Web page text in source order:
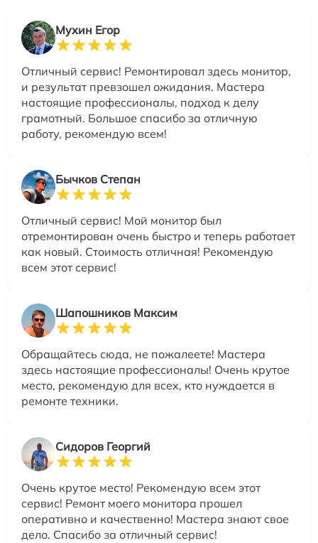
Мухин Егор
Отличный сервис! Ремонтировал здесь монитор,
и результат превзошел ожидания. Мастера
настоящие профессионалы, подход к делу
грамотный. Большое спасибо за отличную
работу, рекомендую всем!
Бычков Степан
Отличный сервис! Мой монитор был
отремонтирован очень быстро и теперь работает
как новый. Стоимость отличная! Рекомендую
всем этот сервис!
Шапошников Максим
Обращайтесь сюда, не пожалеете! Мастера
здесь настоящие профессионалы! Очень крутое
место, рекомендую для всех, кто нуждается в
ремонте техники.
Сидоров Георгий
Очень крутое место! Рекомендую всем этот
сервис! Ремонт моего монитора прошел
оперативно и качественно! Мастера знают свое
дело. Спасибо за отличный сервис!